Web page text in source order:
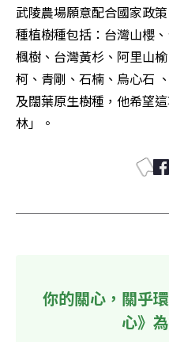
武陵農場願意配合國家政
種植樹種包括：台灣山櫻
楓樹、台灣黃杉、阿里山
柯、青剛、石楠、烏心石
及闊葉原生樹種，他希望
林」。
你的關心，關乎
心》